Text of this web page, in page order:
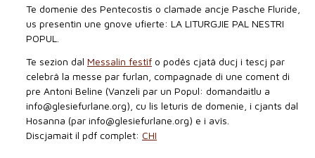
Te domenie des Pentecostis o clamade ancje Pasche Fluride,
us presentìn une gnove ufierte: LA LITURGJIE PAL NESTRI
POPUL.
Te sezion dal Messalin festîf o podês cjatâ ducj i tescj par
celebrâ la messe par furlan, compagnade di une coment di
pre Antoni Beline (Vanzeli par un Popul: domandaitlu a
info@glesiefurlane.org), cu lis leturis de domenie, i cjants dal
Hosanna (par info@glesiefurlane.org) e i avîs.
Discjamait il pdf complet: CHI